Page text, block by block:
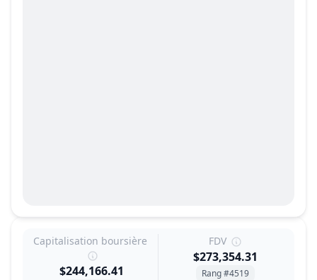
Capitalisation boursière
$244,166.41
FDV
$273,354.31
Rang #4519